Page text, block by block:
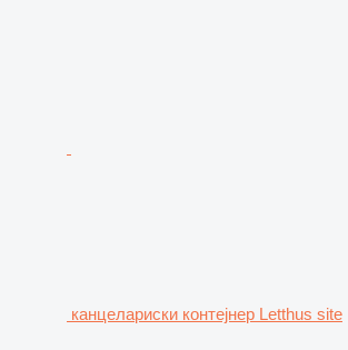
канцелариски контејнер Letthus site